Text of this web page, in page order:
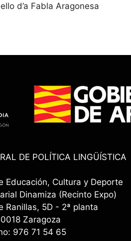
d’a Fabla Aragonesa
DE POLÍTICA LINGÜÍSTICA
Educación, Cultura y Deporte
Dinamiza (Recinto Expo)
Ranillas, 5D - 2ª planta
Zaragoza
976 71 54 65